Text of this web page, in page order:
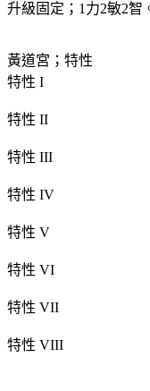
升級固定；1力2敏2智
黃道宮；特性
特性 I
特性 II
特性 III
特性 IV
特性 V
特性 VI
特性 VII
特性 VIII